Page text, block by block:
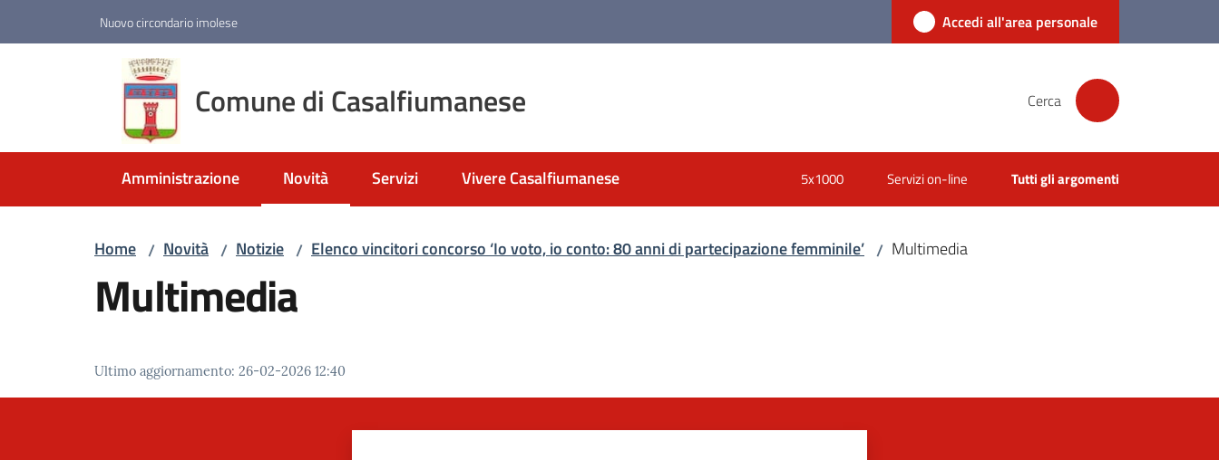
Nuovo circondario imolese Accedi all'area personale
Comune di Casalfiumanese Cerca
Amministrazione Novità
Menu selezionato
Servizi Vivere Casalfiumanese 5x1000 Servizi on-line Tutti gli argomenti
Home / Novità / Notizie / Elenco vincitori concorso ‘Io voto, io conto: 80 anni di partecipazione femminile’ / Multimedia
Multimedia
Ultimo aggiornamento: 26-02-2026 12:40